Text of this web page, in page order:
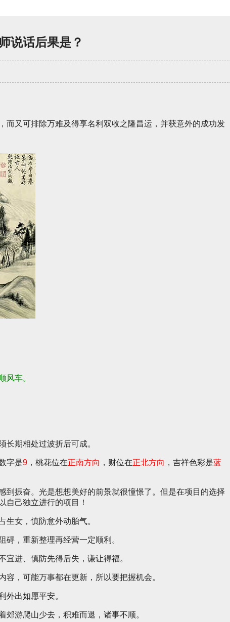
说话后果是？
而又可排除万难及得享名利双收之隆昌运，并获意外的成功发
风车。
长期相处过波折后可成。
字是9 ，桃花位在正南方向 ，财位在正北方向 ，吉祥色彩是蓝
到振奋。光是想想美好的前景就很憧憬了。但是在项目的选择
自己独立进行的项目！
生女，慎防意外动胎气。
碍，重新整理再经营一定顺利。
进、慎防先得后失，谦让得福。
，可能万事都在更新，所以要把握机会。
外出如愿平安。
游爬山少去，积难而退，诸事不顺。